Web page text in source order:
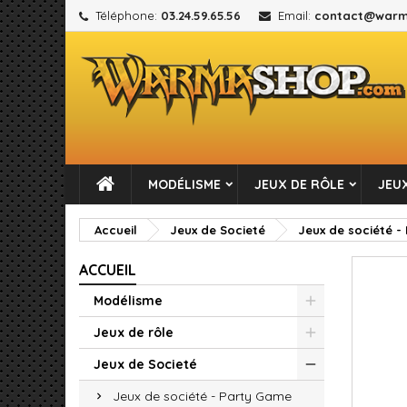
Téléphone: 03.24.59.65.56 Email:
MODÉLISME JEUX DE RÔLE
Accueil Jeux de Societé Jeux de société -
ACCUEIL
Modélisme
Jeux de rôle
Jeux de Societé
Jeux de société - Party Game
add_circle_outline